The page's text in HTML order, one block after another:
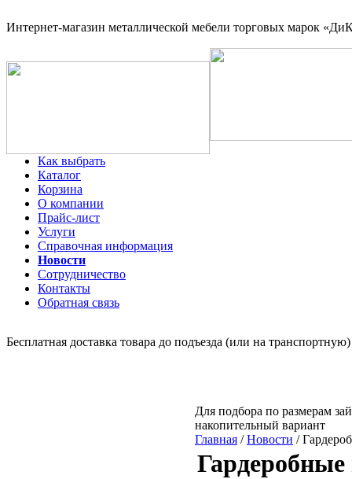
Интернет-магазин металлической мебели торговых марок
Как выбрать
Каталог
Корзина
О компании
Прайс-лист
Услуги
Справочная информация
Новости
Сотрудничество
Контакты
Обратная связь
Бесплатная доставка товара до подъезда (или на
Для подбора по размерам
накопительный вариант
Главная /Новости /